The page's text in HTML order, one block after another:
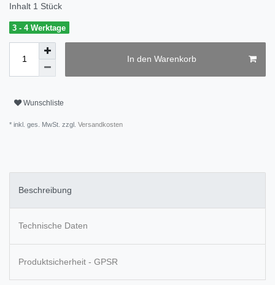
Inhalt 1 Stück
3 - 4 Werktage
In den Warenkorb
Wunschliste
* inkl. ges. MwSt. zzgl. Versandkosten
Beschreibung
Technische Daten
Produktsicherheit - GPSR